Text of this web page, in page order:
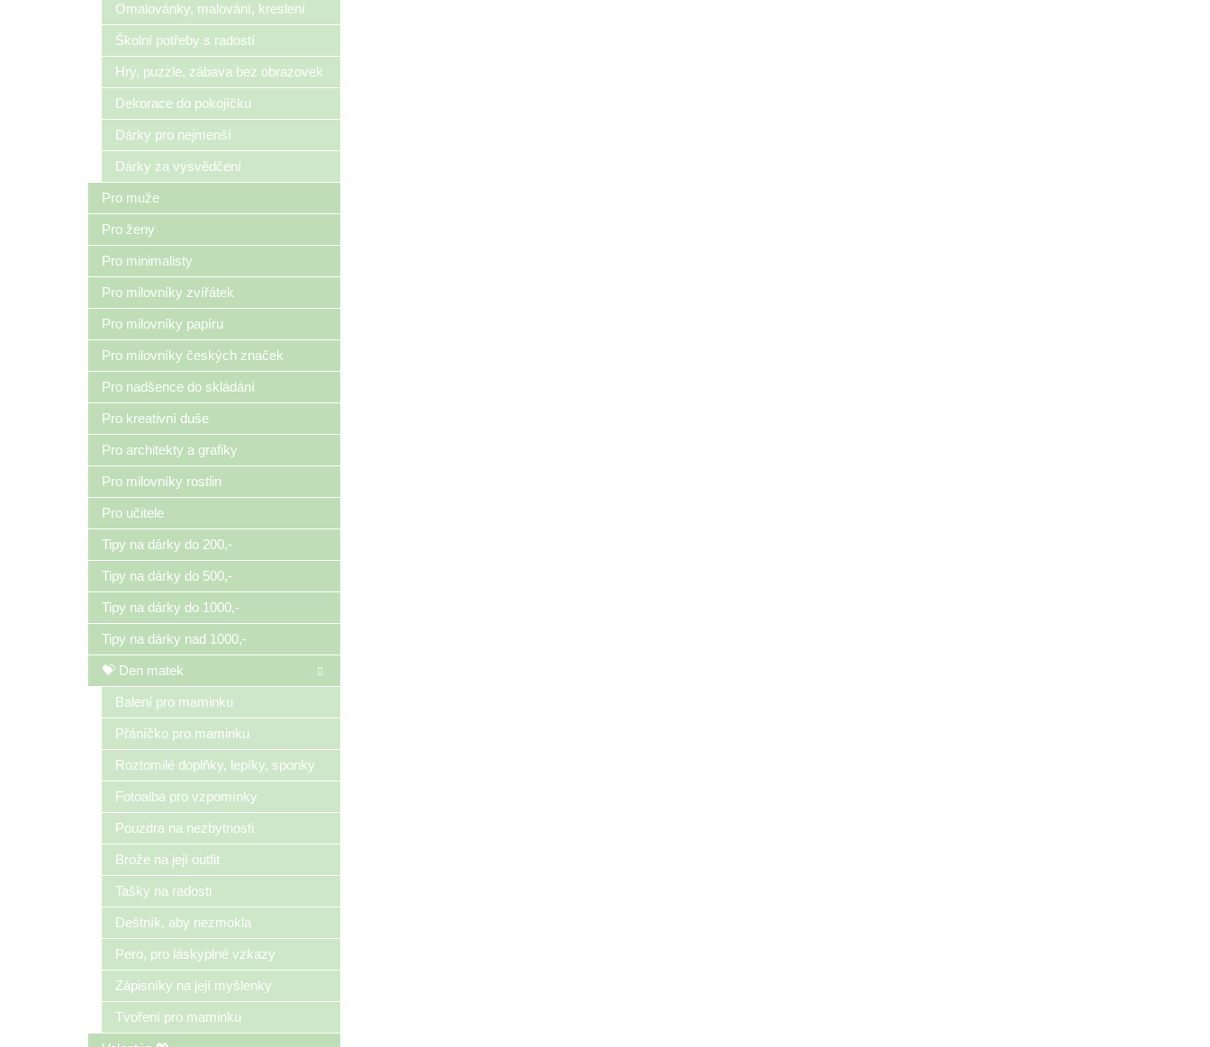
Omalovánky, malování, kreslení
Školní potřeby s radostí
Hry, puzzle, zábava bez obrazovek
Dekorace do pokojíčku
Dárky pro nejmenší
Dárky za vysvědčení
Pro muže
Pro ženy
Pro minimalisty
Pro milovníky zvířátek
Pro milovníky papíru
Pro milovníky českých značek
Pro nadšence do skládání
Pro kreativní duše
Pro architekty a grafiky
Pro milovníky rostlin
Pro učitele
Tipy na dárky do 200,-
Tipy na dárky do 500,-
Tipy na dárky do 1000,-
Tipy na dárky nad 1000,-
💝 Den matek
Balení pro maminku
Přáníčko pro maminku
Roztomilé doplňky, lepíky, sponky
Fotoalba pro vzpomínky
Pouzdra na nezbytnosti
Brože na její outfit
Tašky na radosti
Deštník, aby nezmokla
Pero, pro láskyplné vzkazy
Zápisníky na její myšlenky
Tvoření pro maminku